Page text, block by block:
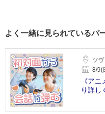
よく一緒に見られているパ
ツヴ
8/9(
《ア
り詳し